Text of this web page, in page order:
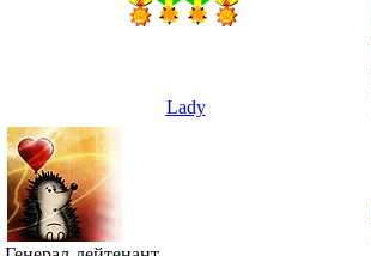
Lady